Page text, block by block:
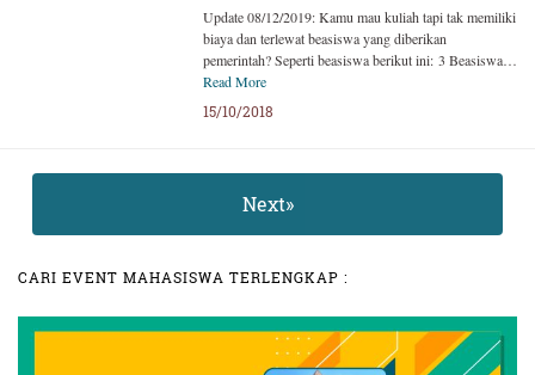
Update 08/12/2019: Kamu mau kuliah tapi tak memiliki
biaya dan terlewat beasiswa yang diberikan
pemerintah? Seperti beasiswa berikut ini: 3 Beasiswa…
Read More
15/10/2018
Next»
CARI EVENT MAHASISWA TERLENGKAP :